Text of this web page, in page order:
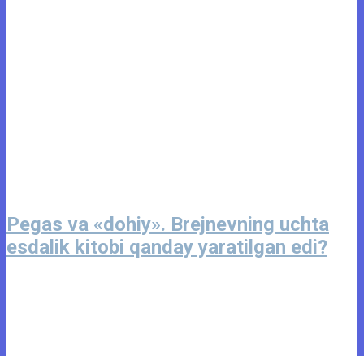
Pegas va «dohiy». Brejnevning uchta
esdalik kitobi qanday yaratilgan edi?